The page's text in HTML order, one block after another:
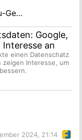
Ge…
Google,
Interesse an
einen Datenschatz
zeigen Interesse, um
2024, 21:14